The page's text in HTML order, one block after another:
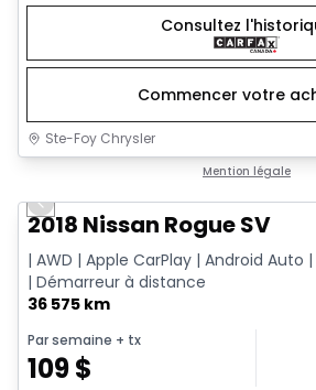
Consultez
Commencer votre
Ste-Foy Chrysler
Mention légale
Previous slide
2018 Nissan Rogue SV
| AWD | Apple CarPlay | Android
| Démarreur à distance
36 575 km
Par semaine + tx
109$